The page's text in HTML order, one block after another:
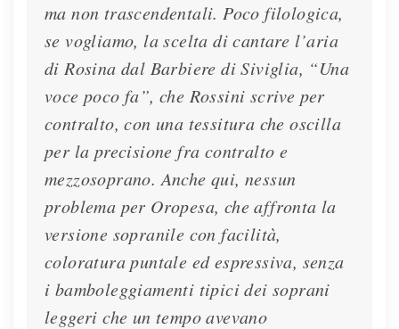
ma non trascendentali. Poco filologica,
se vogliamo, la scelta di cantare l’aria
di Rosina dal Barbiere di Siviglia, “Una
voce poco fa”, che Rossini scrive per
contralto, con una tessitura che oscilla
per la precisione fra contralto e
mezzosoprano. Anche qui, nessun
problema per Oropesa, che affronta la
versione sopranile con facilità,
coloratura puntale ed espressiva, senza
i bamboleggiamenti tipici dei soprani
leggeri che un tempo avevano